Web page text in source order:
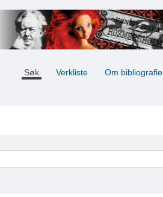
Søk Verkliste Om